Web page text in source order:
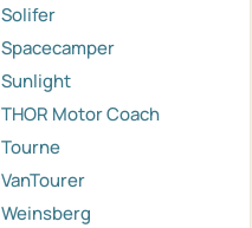
Solifer
Spacecamper
Sunlight
THOR Motor Coach
Tourne
VanTourer
Weinsberg